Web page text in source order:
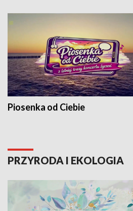
Piosenka od Ciebie
PRZYRODA I EKOLOGIA